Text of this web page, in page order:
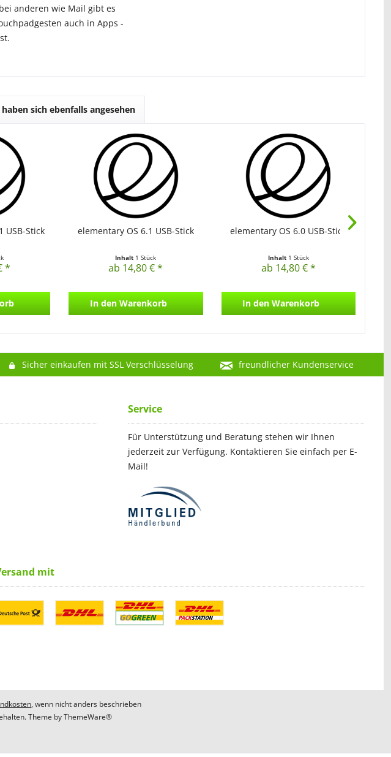
anderen wie Mail gibt es
auch in Apps -
sich ebenfalls angesehen
USB-Stick
*
elementary OS 6.1 USB-Stick
Inhalt 1 Stück
ab 14,80 € *
In den Warenkorb
elementary OS 6.0 USB-Stick
Inhalt 1 Stück
ab 14,80 € *
In den Warenkorb
Sicher einkaufen mit SSL Verschlüsselung freundlicher Kundenservice
Service
Für Unterstützung und Beratung stehen wir Ihnen
jederzeit zur Verfügung. Kontaktieren Sie einfach per E-
Mail!
mit
, wenn nicht anders beschrieben
Theme byThemeWare®